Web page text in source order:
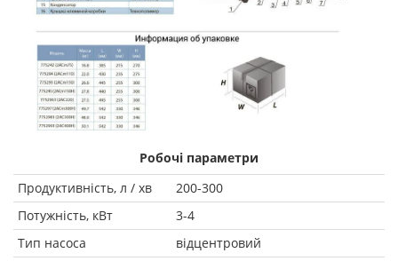
Робочі параметри
Продуктивність, л / хв
200-300
Потужність, кВт
3-4
Тип насоса
відцентровий